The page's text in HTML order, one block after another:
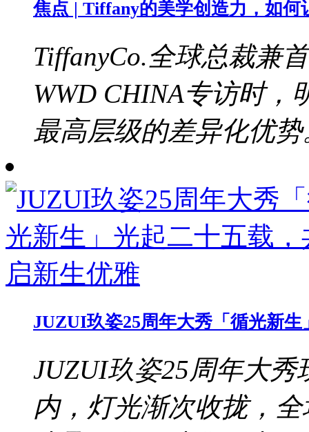
焦点 | Tiffany的美学创造力，如何
TiffanyCo.全球总裁兼
WWD CHINA专访时
最高层级的差异化优势
JUZUI玖姿25周年大秀「循光新
JUZUI玖姿25周年大秀
内，灯光渐次收拢，